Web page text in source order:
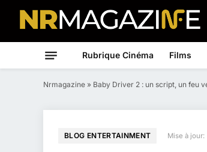
Rubrique Cinéma Films
Nrmagazine » Baby Driver 2 : un script, un feu
BLOG ENTERTAINMENT Mise à jour: